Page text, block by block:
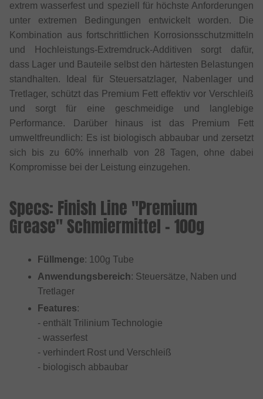
extrem wasserfest und speziell für höchste Anforderungen
unter extremen Bedingungen entwickelt worden. Die
Kombination aus fortschrittlichen Korrosionsschutzmitteln
und Hochleistungs-Extremdruck-Additiven sorgt dafür,
dass Lager und Bauteile selbst den härtesten Belastungen
standhalten. Ideal für Steuersatzlager, Nabenlager und
Tretlager, schützt das Premium Fett effektiv vor Verschleiß
und sorgt für eine geschmeidige und langlebige
Performance. Darüber hinaus ist das Premium Fett
umweltfreundlich: Es ist biologisch abbaubar und zersetzt
sich bis zu 60% innerhalb von 28 Tagen, ohne dabei
Kompromisse bei der Leistung einzugehen.
Specs: Finish Line "Premium
Grease" Schmiermittel - 100g
Füllmenge: 100g Tube
Anwendungsbereich: Steuersätze, Naben und
Tretlager
Features:
- enthält Trilinium Technologie
- wasserfest
- verhindert Rost und Verschleiß
- biologisch abbaubar